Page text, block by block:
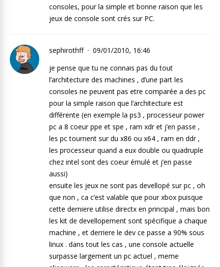
consoles, pour la simple et bonne raison que les
jeux de console sont crés sur PC.
sephirothff
09/01/2010, 16:46
je pense que tu ne connais pas du tout
l’architecture des machines , d’une part les
consoles ne peuvent pas etre comparée a des pc
pour la simple raison que l’architecture est
différente (en exemple la ps3 , processeur power
pc a 8 coeur ppe et spe , ram xdr et j’en passe ,
les pc tournent sur du x86 ou x64 , ram en ddr ,
les processeur quand a eux double ou quadruple
chez intel sont des coeur émulé et j’en passe
aussi)
ensuite les jeux ne sont pas devellopé sur pc , oh
que non , ca c’est valable que pour xbox puisque
cette derniere utilise directx en principal , mais bon
les kit de devellopement sont spécifique a chaque
machine , et derriere le dev ce passe a 90% sous
linux . dans tout les cas , une console actuelle
surpasse largement un pc actuel , meme